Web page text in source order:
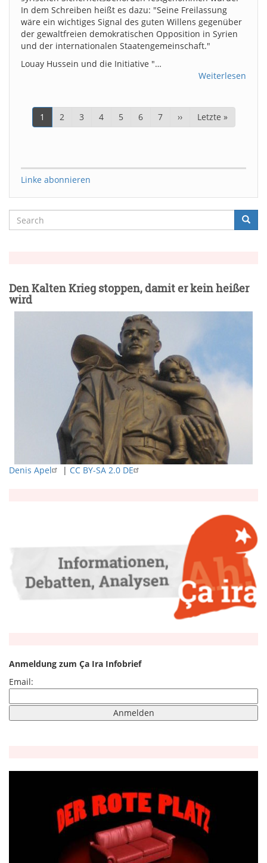
In dem Schreiben heißt es dazu: "Seine Freilassung
wäre ein wichtiges Signal des guten Willens gegenüber
der gewaltfreien demokratischen Opposition in Syrien
und der internationalen Staatengemeinschaft."
Louay Hussein und die Initiative "…
Weiterlesen
Seitennummerierung
Aktuelle
Seite
1 Page
2 Page
3 Page
4 Page
5 Page
6 Page
7
Nächste
Seite
››
Letzte
Seite
Letzte »
Linke abonnieren
Suche
Search
Den Kalten Krieg stoppen, damit er kein heißer
wird
Denis Apel | CC BY-SA 2.0 DE
Anmeldung zum Ça Ira Infobrief
Email: